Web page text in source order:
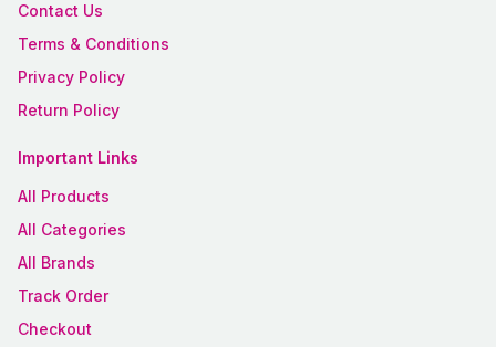
Contact Us
Terms & Conditions
Privacy Policy
Return Policy
Important Links
All Products
All Categories
All Brands
Track Order
Checkout